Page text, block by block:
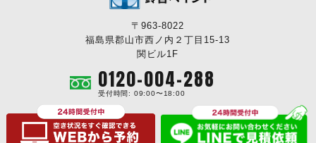
〒963-8022
福島県郡山市西ノ内２丁目15-13
関ビル1F
0120-004-288
受付時間: 09:00〜18:00